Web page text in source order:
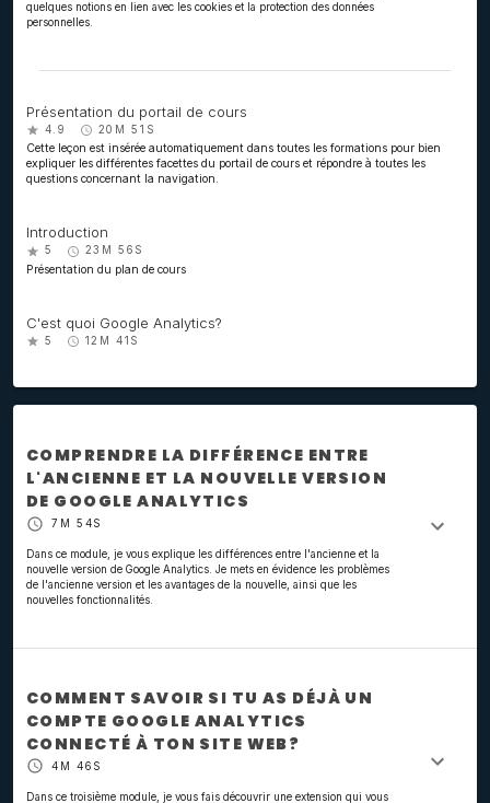
quelques notions en lien avec les cookies et la protection des données
personnelles.
Présentation du portail de cours
4.9 20M 51S
Cette leçon est insérée automatiquement dans toutes les formations pour bien
expliquer les différentes facettes du portail de cours et répondre à toutes les
questions concernant la navigation.
Introduction
5 23M 56S
Présentation du plan de cours
C'est quoi Google Analytics?
5 12M 41S
COMPRENDRE LA DIFFÉRENCE ENTRE
L'ANCIENNE ET LA NOUVELLE VERSION
DE GOOGLE ANALYTICS
7M 54S
Dans ce module, je vous explique les différences entre l'ancienne et la
nouvelle version de Google Analytics. Je mets en évidence les problèmes
de l'ancienne version et les avantages de la nouvelle, ainsi que les
nouvelles fonctionnalités.
COMMENT SAVOIR SI TU AS DÉJÀ UN
COMPTE GOOGLE ANALYTICS
CONNECTÉ À TON SITE WEB?
4M 46S
Dans ce troisième module, je vous fais découvrir une extension qui vous